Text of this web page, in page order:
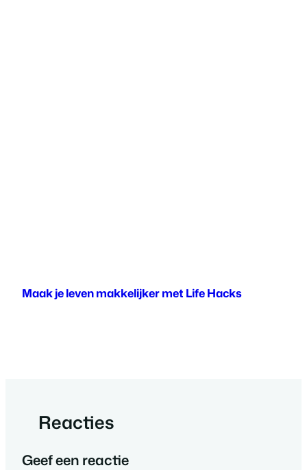
Maak je leven makkelijker met Life Hacks
Reacties
Geef een reactie